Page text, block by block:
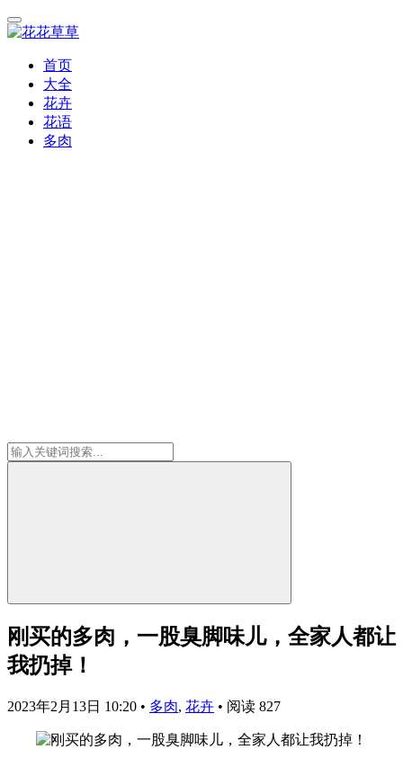
首页
大全
花卉
花语
多肉
刚买的多肉，一股臭脚味儿，全家人都让
我扔掉！
2023年2月13日 10:20 • 多肉, 花卉 • 阅读 827